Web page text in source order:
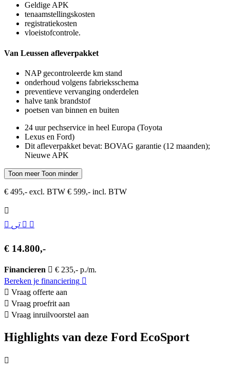
Geldige APK
tenaamstellingskosten
registratiekosten
vloeistofcontrole.
Van Leussen afleverpakket
NAP gecontroleerde km stand
onderhoud volgens fabrieksschema
preventieve vervanging onderdelen
halve tank brandstof
poetsen van binnen en buiten
24 uur pechservice in heel Europa (Toyota
Lexus en Ford)
Dit afleverpakket bevat: BOVAG garantie (12 maanden);
Nieuwe APK
Toon meer Toon minder
€ 495,- excl. BTW € 599,- incl. BTW
€ 14.800,-
Financieren
€ 235,- p./m.
Bereken je financiering
Vraag offerte aan
Vraag proefrit aan
Vraag inruilvoorstel aan
Highlights van deze Ford EcoSport